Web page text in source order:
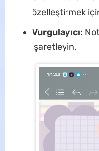
özelleştirmek
Vurgulayıcı:
işaretleyin.